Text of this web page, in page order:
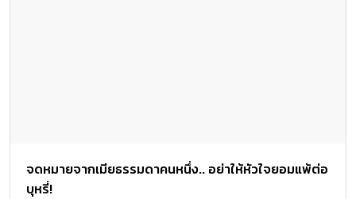
จดหมายจากเมียธรรมดาคนหนึ่ง.. อย่าให้หัวใจยอมแพ้ต่อ
บุหรี่!